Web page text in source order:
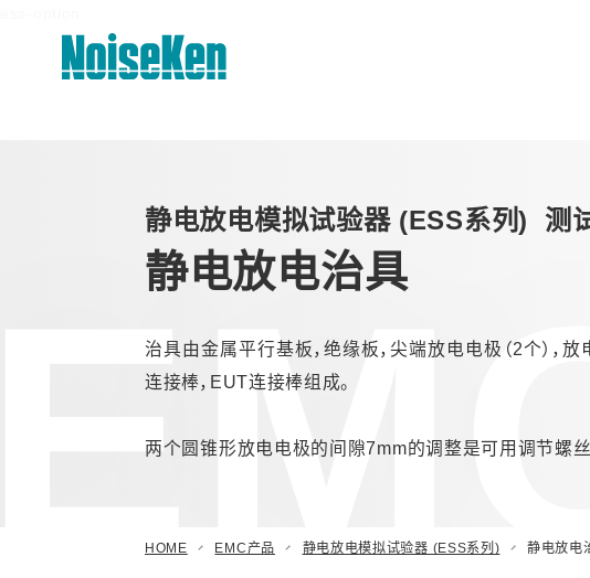
静电放电模拟试验器 (ESS系列) 测
静电放电治具
治具由金属平行基板，绝缘板，尖端放电电极（2个），
连接棒，EUT连接棒组成。
两个圆锥形放电电极的间隙7mm的调整是可用调节螺
HOME EMC产品 静电放电模拟试验器 (ESS系列) 静电放电
静电放电模拟试验器 (ESS系列)
高频噪声模拟试验器
雷击浪涌模拟试验器 (LSS系列)
汽车用瞬时浪涌模拟试验器